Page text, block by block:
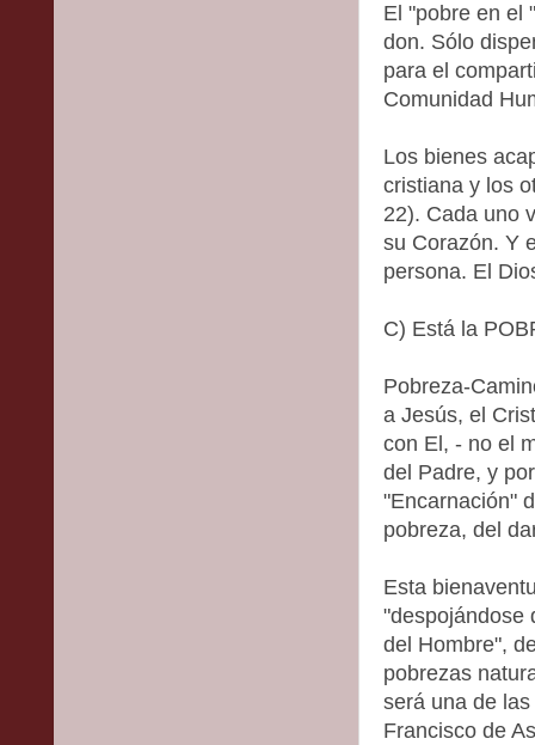
El "pobre en el
don. Sólo
para el
Comunidad
Los bienes
cristiana y los
22). Cada uno
su Corazón. Y
persona. El
C) Está la
Pobreza-
a Jesús, el
con El, - no el
del Padre, y
"Encarnación"
pobreza, del
Esta
"despojándose
del Hombre",
pobrezas
será una de
Francisco de